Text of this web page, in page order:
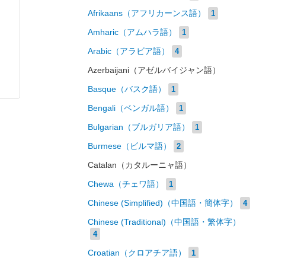
Afrikaans（アフリカーンス語） 1
Amharic（アムハラ語） 1
Arabic（アラビア語） 4
Azerbaijani（アゼルバイジャン語）
Basque（バスク語） 1
Bengali（ベンガル語） 1
Bulgarian（ブルガリア語） 1
Burmese（ビルマ語） 2
Catalan（カタルーニャ語）
Chewa（チェワ語） 1
Chinese (Simplified)（中国語・簡体字） 4
Chinese (Traditional)（中国語・繁体字）
4
Croatian（クロアチア語） 1